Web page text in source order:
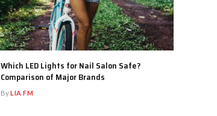
Which LED Lights for Nail Salon Safe?
Comparison of Major Brands
ByLIA FM